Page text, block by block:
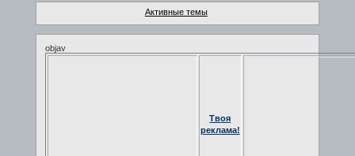
Активные темы
objav
Твоя
реклама!